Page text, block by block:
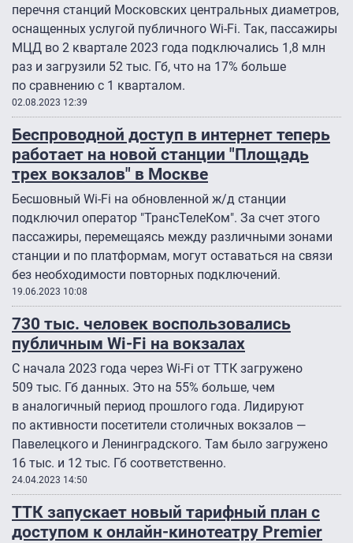
перечня станций Московских центральных диаметров,
оснащенных услугой публичного Wi-Fi. Так, пассажиры
МЦД во 2 квартале 2023 года подключались 1,8 млн
раз и загрузили 52 тыс. Гб, что на 17% больше
по сравнению с 1 кварталом.
02.08.2023 12:39
Беспроводной доступ в интернет теперь
работает на новой станции "Площадь
трех вокзалов" в Москве
Бесшовный Wi-Fi на обновленной ж/д станции
подключил оператор "ТрансТелеКом". За счет этого
пассажиры, перемещаясь между различными зонами
станции и по платформам, могут оставаться на связи
без необходимости повторных подключений.
19.06.2023 10:08
730 тыс. человек воспользовались
публичным Wi-Fi на вокзалах
С начала 2023 года через Wi-Fi от ТТК загружено
509 тыс. Гб данных. Это на 55% больше, чем
в аналогичный период прошлого года. Лидируют
по активности посетители столичных вокзалов —
Павелецкого и Ленинградского. Там было загружено
16 тыс. и 12 тыс. Гб соответственно.
24.04.2023 14:50
ТТК запускает новый тарифный план с
доступом к онлайн-кинотеатру Premier